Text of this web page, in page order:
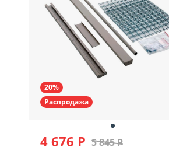
20%
Распродажа
4 676 Р 5 845 Р